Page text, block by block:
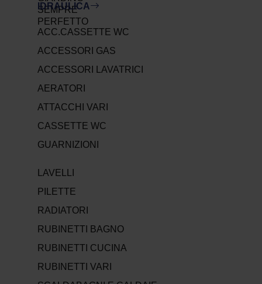
IDRAULICA
ACC.CASSETTE WC
ACCESSORI GAS
ACCESSORI LAVATRICI
AERATORI
ATTACCHI VARI
CASSETTE WC
GUARNIZIONI
LAVELLI
PILETTE
RADIATORI
RUBINETTI BAGNO
RUBINETTI CUCINA
RUBINETTI VARI